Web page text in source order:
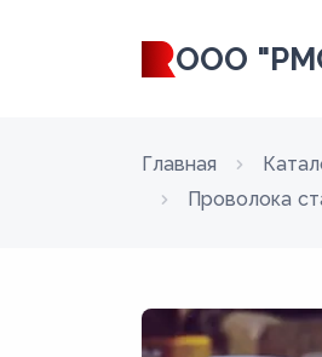
ООО
Главная
Проволока